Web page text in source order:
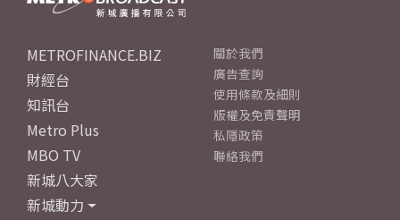
METROFINANCE.BIZ
財經台
知訊台
Metro Plus
MBO TV
新城八大家
新城動力
關於我們
廣告查詢
使用條款及細則
版權及免責聲明
私隱政策
聯絡我們